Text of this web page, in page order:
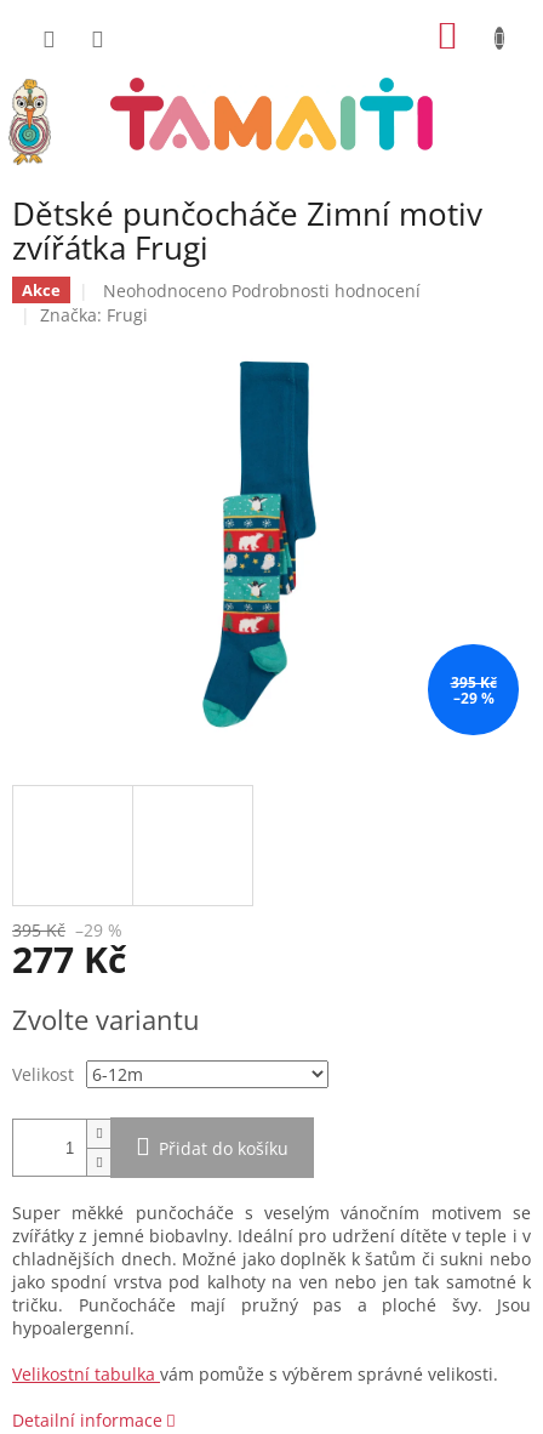
Dětské punčocháče Zimní motiv
zvířátka Frugi
Akce
Průměrné
hodnocení
Neohodnoceno Podrobnosti hodnocení
Značka: Frugi
395 Kč
–29 %
395 Kč –29 %
277 Kč
cena:
Zvolte variantu
Velikost
Přidat do košíku
Super měkké punčocháče s veselým vánočním motivem se
zvířátky z jemné biobavlny. Ideální pro udržení dítěte v teple i v
chladnějších dnech. Možné jako doplněk k šatům či sukni nebo
jako spodní vrstva pod kalhoty na ven nebo jen tak samotné k
tričku. Punčocháče mají pružný pas a ploché švy. Jsou
hypoalergenní.
Velikostní tabulka vám pomůže s výběrem správné velikosti.
Detailní informace